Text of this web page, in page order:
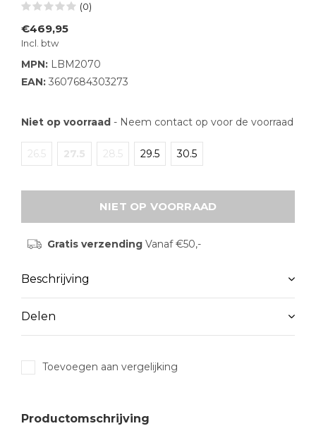
(0)
€469,95
Incl. btw
MPN: LBM2070
EAN: 3607684303273
Niet op voorraad - Neem contact op voor de voorraad
26.5 27.5 28.5 29.5 30.5
NIET OP VOORRAAD
Gratis verzendingVanaf €50,-
Beschrijving
Delen
Toevoegen aan vergelijking
Productomschrijving